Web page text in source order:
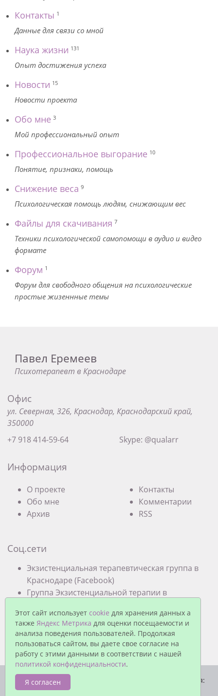
Контакты 1
Данные для связи со мной
Наука жизни 131
Опыт достижения успеха
Новости 15
Новости проекта
Обо мне 3
Мой профессиональный опыт
Профессиональное выгорание 10
Понятие, признаки, помощь
Снижение веса 9
Психологическая помощь людям, снижающим вес
Файлы для скачивания 7
Техники психологической самопомощи в аудио и видео
формате
Форум 1
Форум для свободного общения на психологические
простые жизеннные темы
Павел Еремеев
Психотерапевт в Краснодаре
Офис
ул. Северная, 326, Краснодар, Краснодарский край,
350000
+7 918 414-59-64
Skype: @qualarr
Информация
О проекте
Обо мне
Архив
Контакты
Комментарии
RSS
Соц.сети
Экзистенциальная терапевтическая группа в
Краснодаре (Facebook)
Группа Экзистенциальной терапии в
© Павел Еремеев, 2026. Работает на
| Время:
0.0255 | SQL: 3 | Память: 0.85MB
Этот сайт использует cookie для хранения данных а
также Яндекс Метрика для оценки посещаемости и
анализа поведения пользователей. Продолжая
пользоваться сайтом, вы даете свое согласие на
работу с этими данными в соответствии с нашей
политикой конфиденциальности.
Я согласен